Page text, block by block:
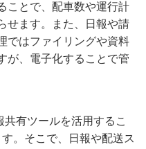
ことで、配車数や運行計
せます。また、日報や請
ではファイリングや資料
が、電子化することで管
有ツールを活用するこ
。そこで、日報や配送ス